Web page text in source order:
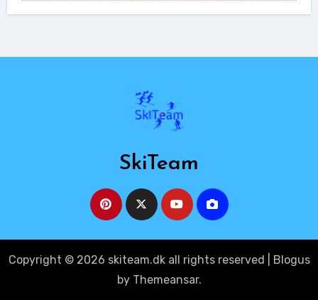
SkiTeam
Copyright © 2026 skiteam.dk all rights reserved
Blogus
by Themeansar.